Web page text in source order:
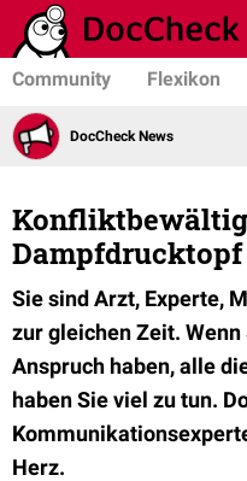
Community Flexikon
DocCheck News
Dampfdrucktopf
Sie sind Arzt, Experte,
zur gleichen Zeit. Wenn
Anspruch haben, alle
haben Sie viel zu tun.
Herz.